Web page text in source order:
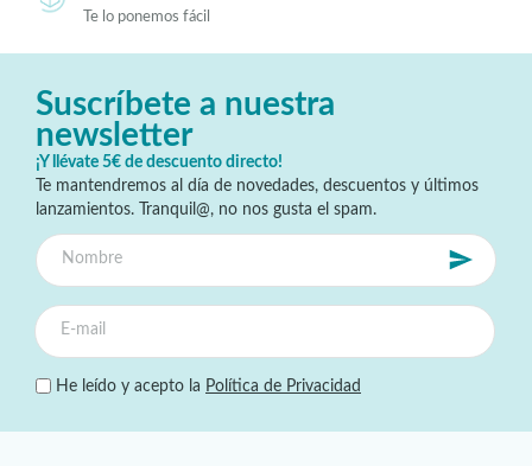
Te lo ponemos fácil
Suscríbete a nuestra
newsletter
¡Y llévate 5€ de descuento directo!
Te mantendremos al día de novedades, descuentos y últimos
lanzamientos. Tranquil@, no nos gusta el spam.
He leído y acepto la Política de Privacidad